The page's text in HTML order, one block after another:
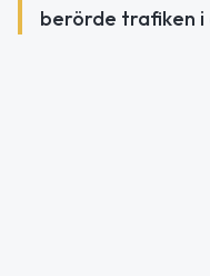
berörde trafiken